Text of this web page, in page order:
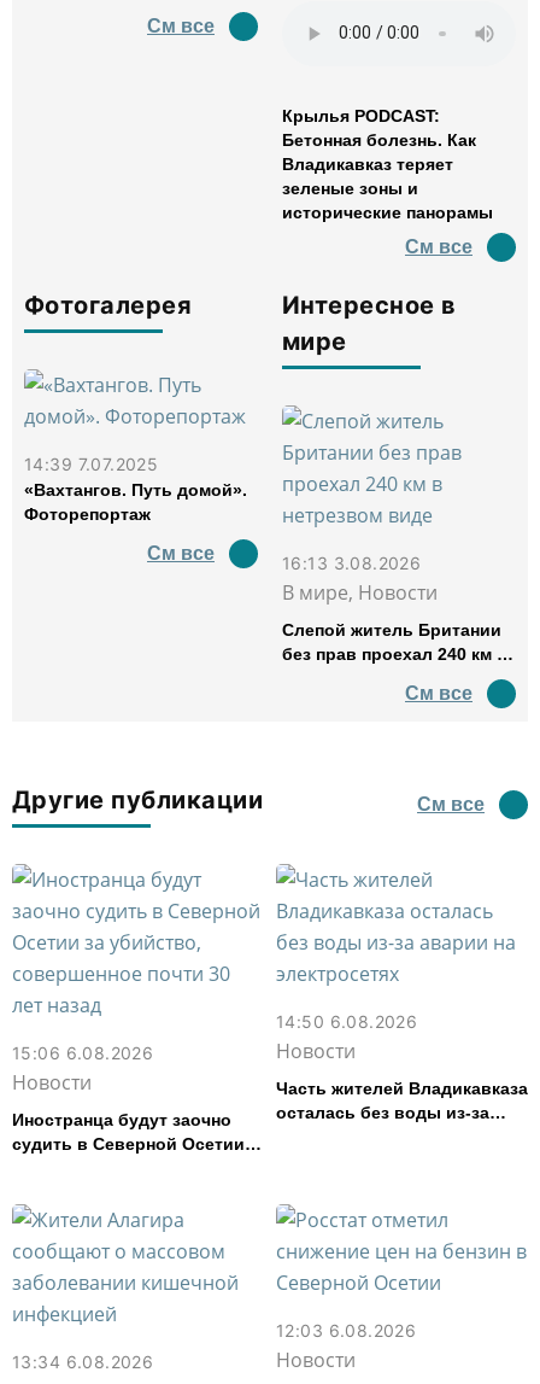
См все
Крылья PODCAST:
Бетонная болезнь. Как
Владикавказ теряет
зеленые зоны и
исторические панорамы
См все
Фотогалерея
14:39 7.07.2025
«Вахтангов. Путь домой».
Фоторепортаж
См все
Интересное в
мире
16:13 3.08.2026
В мире, Новости
Слепой житель Британии
без прав проехал 240 км в
См все
Другие публикации См все
15:06 6.08.2026
Новости
Иностранца будут заочно
судить в Северной Осетии
14:50 6.08.2026
Новости
Часть жителей Владикавказа
осталась без воды из-за
13:34 6.08.2026
12:03 6.08.2026
Новости